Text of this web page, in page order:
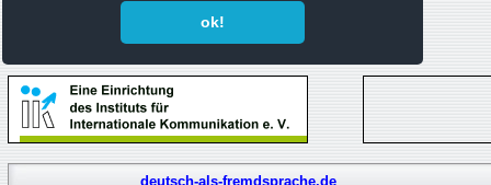
ok!
deutsch-als-fremdsprache.de